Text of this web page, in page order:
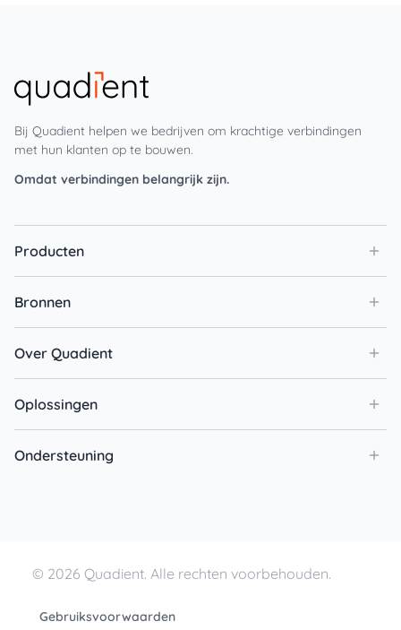
Bij Quadient helpen we bedrijven om krachtige verbindingen
met hun klanten op te bouwen.
Omdat verbindingen belangrijk zijn.
Producten
Bronnen
Over Quadient
Oplossingen
Ondersteuning
© 2026 Quadient. Alle rechten voorbehouden.
Gebruiksvoorwaarden